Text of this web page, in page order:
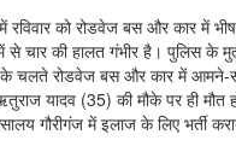
रविवार को रोडवेज बस और कार में
की हालत गंभीर है। पुलिस के
के चलते रोडवेज बस और कार में
यादव (35) की मौके पर ही
गौरीगंज में इलाज के लिए भर्ती